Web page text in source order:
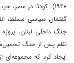
۱۹۴۸)، کودتا در مصر،
گفتمان سیاسی مسلط،
جنگ داخلی لبنان،
نظم پس از جنگ
ایجاد کرد که مجموعه‌ای